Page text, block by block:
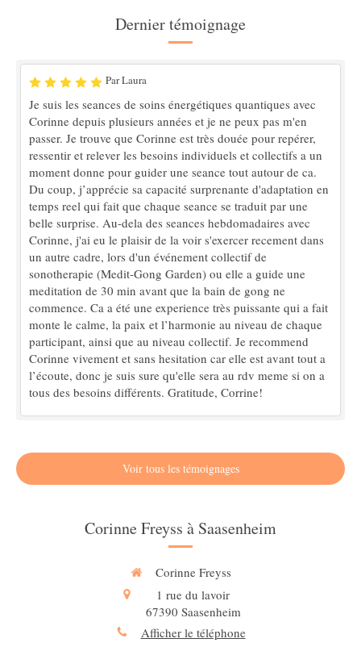
Dernier témoignage
Par Laura
Je suis les seances de soins énergétiques quantiques avec
Corinne depuis plusieurs années et je ne peux pas m'en
passer. Je trouve que Corinne est très douée pour repérer,
ressentir et relever les besoins individuels et collectifs a un
moment donne pour guider une seance tout autour de ca.
Du coup, j’apprécie sa capacité surprenante d'adaptation en
temps reel qui fait que chaque seance se traduit par une
belle surprise. Au-dela des seances hebdomadaires avec
Corinne, j'ai eu le plaisir de la voir s'exercer recement dans
un autre cadre, lors d'un événement collectif de
sonotherapie (Medit-Gong Garden) ou elle a guide une
meditation de 30 min avant que la bain de gong ne
commence. Ca a été une experience très puissante qui a fait
monte le calme, la paix et l’harmonie au niveau de chaque
participant, ainsi que au niveau collectif. Je recommend
Corinne vivement et sans hesitation car elle est avant tout a
l’écoute, donc je suis sure qu'elle sera au rdv meme si on a
tous des besoins différents. Gratitude, Corrine!
Voir tous les témoignages
Corinne Freyss à Saasenheim
Corinne Freyss
1 rue du lavoir
67390 Saasenheim
Afficher le téléphone